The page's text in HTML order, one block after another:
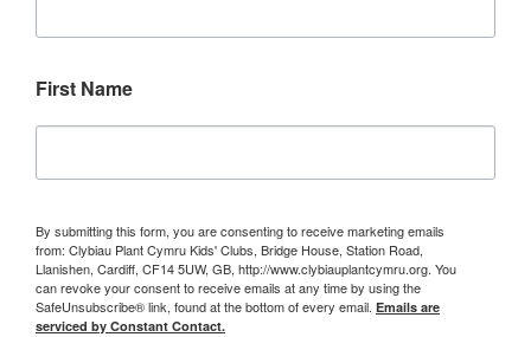
First Name
By submitting this form, you are consenting to receive marketing emails
from: Clybiau Plant Cymru Kids' Clubs, Bridge House, Station Road,
Llanishen, Cardiff, CF14 5UW, GB, http://www.clybiauplantcymru.org. You
can revoke your consent to receive emails at any time by using the
SafeUnsubscribe® link, found at the bottom of every email. Emails are
serviced by Constant Contact.